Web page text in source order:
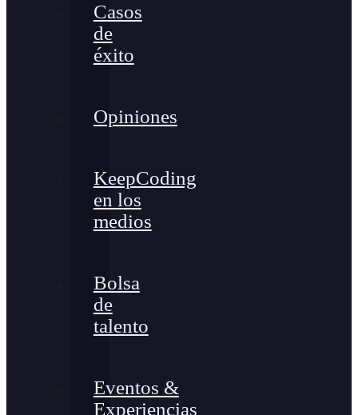
Casos
de
éxito
Opiniones
KeepCoding
en los
medios
Bolsa
de
talento
Eventos &
Experiencias